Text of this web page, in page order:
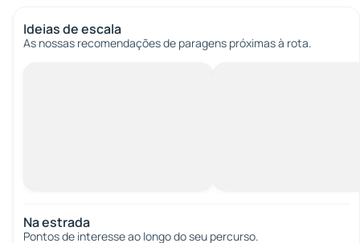
Ideias de escala
As nossas recomendações de paragens próximas à rota.
Na estrada
Pontos de interesse ao longo do seu percurso.